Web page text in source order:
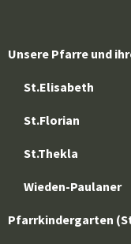
Unsere Pfarre und
St.Elisabeth
St.Florian
St.Thekla
Wieden-Paulaner
Pfarrkindergarten